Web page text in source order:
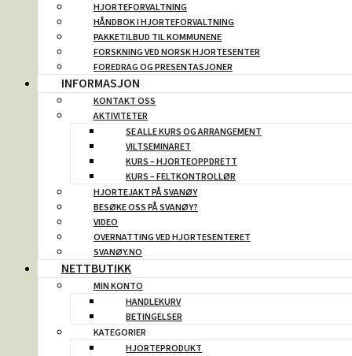
HJORTEFORVALTNING
HÅNDBOK I HJORTEFORVALTNING
PAKKETILBUD TIL KOMMUNENE
FORSKNING VED NORSK HJORTESENTER
FOREDRAG OG PRESENTASJONER
INFORMASJON
KONTAKT OSS
AKTIVITETER
SE ALLE KURS OG ARRANGEMENT
VILTSEMINARET
KURS – HJORTEOPPDRETT
KURS – FELTKONTROLLØR
HJORTEJAKT PÅ SVANØY
BESØKE OSS PÅ SVANØY?
VIDEO
OVERNATTING VED HJORTESENTERET
SVANØY.NO
NETTBUTIKK
MIN KONTO
HANDLEKURV
BETINGELSER
KATEGORIER
HJORTEPRODUKT